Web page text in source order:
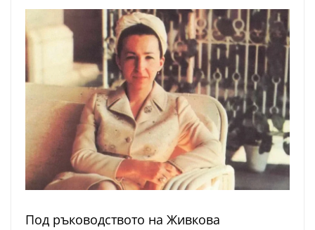
Под ръководството на Живкова